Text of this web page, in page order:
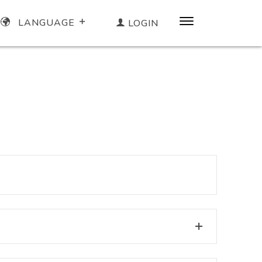
LANGUAGE LOGIN